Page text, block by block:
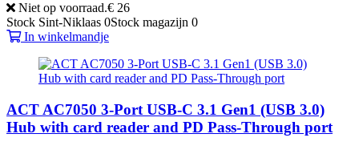
Niet op voorraad.€ 26
Stock Sint-Niklaas 0Stock magazijn 0
In winkelmandje
ACT AC7050 3-Port USB-C 3.1 Gen1 (USB 3.0)
Hub with card reader and PD Pass-Through port